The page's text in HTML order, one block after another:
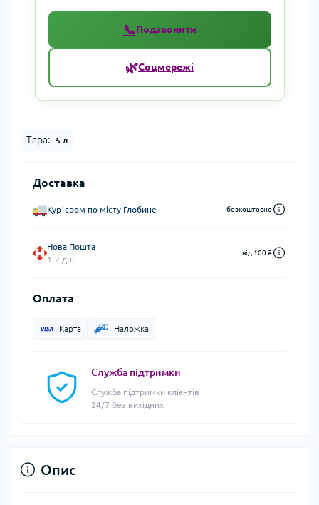
📞Подзвонити
🌿Соцмережі
Тара: 5 л
Доставка
Курʼєром по місту Глобине безкоштовно
Нова Пошта
1-2 дні
від 100 ₴
Оплата
Карта Наложка
Служба підтримки
Служба підтримки клієнтів
24/7 без вихідних
Опис